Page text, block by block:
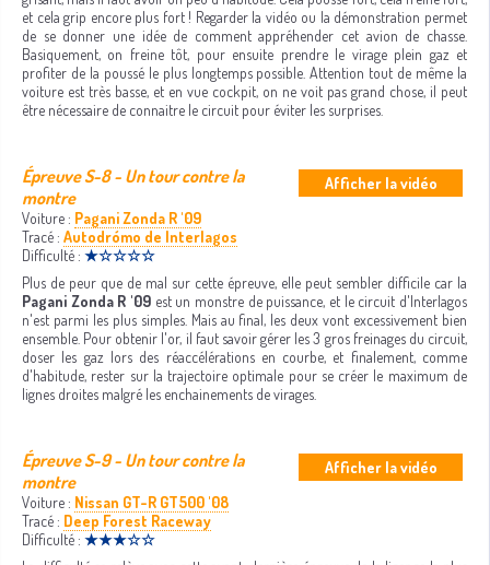
et cela grip encore plus fort ! Regarder la vidéo ou la démonstration permet
de se donner une idée de comment appréhender cet avion de chasse.
Basiquement, on freine tôt, pour ensuite prendre le virage plein gaz et
profiter de la poussé le plus longtemps possible. Attention tout de même la
voiture est très basse, et en vue cockpit, on ne voit pas grand chose, il peut
être nécessaire de connaitre le circuit pour éviter les surprises.
Afficher la vidéo
Épreuve S-8 - Un tour contre la
montre
Voiture : Pagani Zonda R '09
Tracé : Autodrómo de Interlagos
Difficulté : ★☆☆☆☆
Plus de peur que de mal sur cette épreuve, elle peut sembler difficile car la
Pagani Zonda R '09 est un monstre de puissance, et le circuit d'Interlagos
n'est parmi les plus simples. Mais au final, les deux vont excessivement bien
ensemble. Pour obtenir l'or, il faut savoir gérer les 3 gros freinages du circuit,
doser les gaz lors des réaccélérations en courbe, et finalement, comme
d'habitude, rester sur la trajectoire optimale pour se créer le maximum de
lignes droites malgré les enchainements de virages.
Afficher la vidéo
Épreuve S-9 - Un tour contre la
montre
Voiture : Nissan GT-R GT500 '08
Tracé : Deep Forest Raceway
Difficulté : ★★★☆☆